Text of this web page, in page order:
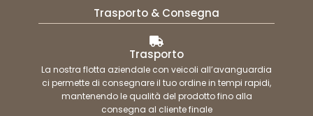
Trasporto & Consegna
Trasporto
La nostra flotta aziendale con veicoli all’avanguardia
ci permette di consegnare il tuo ordine in tempi rapidi,
mantenendo le qualità del prodotto fino alla
consegna al cliente finale